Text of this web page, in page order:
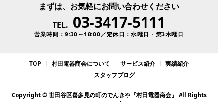
まずは、お気軽にお問い合わせください
TEL. 03-3417-5111
営業時間：9:30～18:00／定休日：水曜日・第3木曜日
TOP 村田電器商会について サービス紹介
実績紹介
スタッフブログ
Copyright © 世田谷区喜多見の町のでんきや『村田電器商会』 All Rights